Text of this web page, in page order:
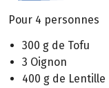
Pour 4 personnes
300 g de Tofu
3 Oignon
400 g de Lentille